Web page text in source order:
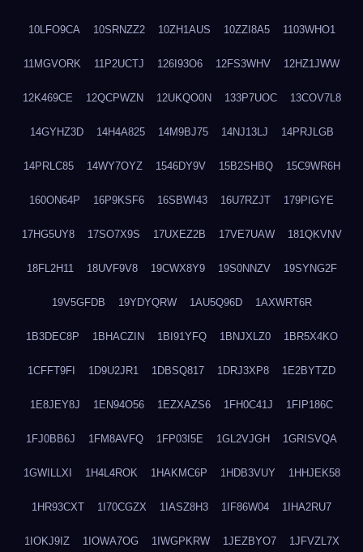
10LFO9CA 10SRNZZ2 10ZH1AUS 10ZZI8A5 1103WHO1
11MGVORK 11P2UCTJ 126I93O6 12FS3WHV 12HZ1JWW
12K469CE 12QCPWZN 12UKQO0N 133P7UOC 13COV7L8
14GYHZ3D 14H4A825 14M9BJ75 14NJ13LJ 14PRJLGB
14PRLC85 14WY7OYZ 1546DY9V 15B2SHBQ 15C9WR6H
160ON64P 16P9KSF6 16SBWI43 16U7RZJT 179PIGYE
17HG5UY8 17SO7X9S 17UXEZ2B 17VE7UAW 181QKVNV
18FL2H11 18UVF9V8 19CWX8Y9 19S0NNZV 19SYNG2F
19V5GFDB 19YDYQRW 1AU5Q96D 1AXWRT6R
1B3DEC8P 1BHACZIN 1BI91YFQ 1BNJXLZ0 1BR5X4KO
1CFFT9FI 1D9U2JR1 1DBSQ817 1DRJ3XP8 1E2BYTZD
1E8JEY8J 1EN94O56 1EZXAZS6 1FH0C41J 1FIP186C
1FJ0BB6J 1FM8AVFQ 1FP03I5E 1GL2VJGH 1GRISVQA
1GWILLXI 1H4L4ROK 1HAKMC6P 1HDB3VUY 1HHJEK58
1HR93CXT 1I70CGZX 1IASZ8H3 1IF86W04 1IHA2RU7
1IOKJ9IZ 1IOWA7OG 1IWGPKRW 1JEZBYO7 1JFVZL7X